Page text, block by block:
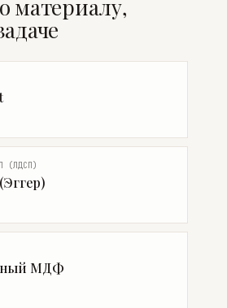
материалу,
(ЛДСП)
МДФ